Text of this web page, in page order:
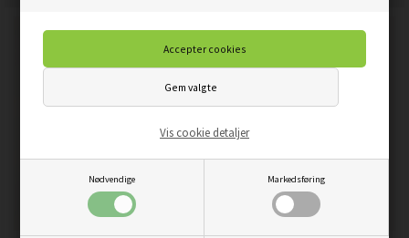
Nødvendige Markedsføring
Vis cookie detaljer